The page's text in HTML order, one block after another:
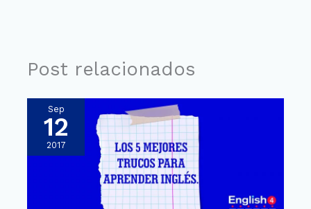
Post relacionados
Sep
12
2017